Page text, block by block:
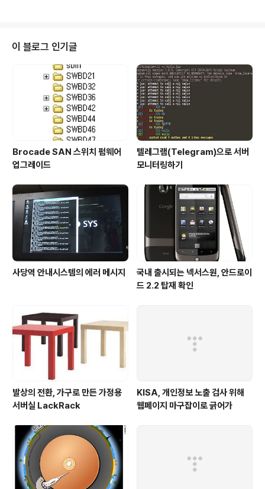
랫동안 대화하지 못한 분을 여기서 만날 것 같다. ^^) - 즐겁다. (서비스를 이용
하면서 미소지었던 적이 언제였던가...) - 한줄이..
이 블로그 인기글
Brocade SAN 스위치 펌웨어
업그레이드
텔레그램(Telegram)으로 서버
모니터링하기
사당역 안내시스템의 에러 메시지
국내 출시되는 넥서스원, 안드로이
드 2.2 탑재 확인
발상의 전환, 가구로 만든 가정용
서버실 LackRack
KISA, 개인정보 노출 검사 위해
웹페이지 마구잡이로 긁어가